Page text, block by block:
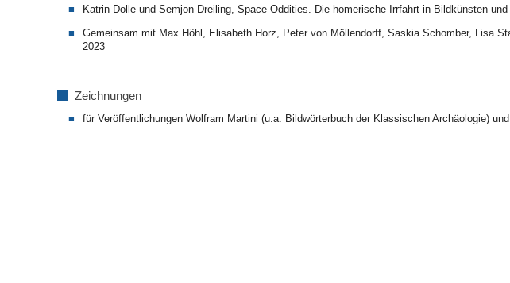
Katrin Dolle und Semjon Dreiling, Space Oddities. Die homerische Irrfahrt in Bildkünsten
Gemeinsam mit Max Höhl, Elisabeth Horz, Peter von Möllendorff, Saskia Schomber, Lisa
2023
Zeichnungen
für Veröffentlichungen Wolfram Martini (u.a. Bildwörterbuch der Klassischen Archäologie)